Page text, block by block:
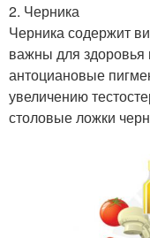
2. Черника
Черника содержит
важны для
антоциановые
увеличению
столовые ложки